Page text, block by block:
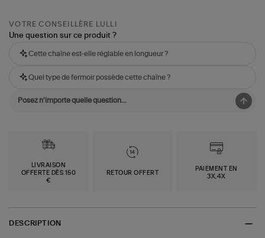
VOTRE CONSEILLÈRE LULLI
Une question sur ce produit ?
Cette chaîne est-elle réglable en longueur ?
Quel type de fermoir possède cette chaîne ?
LIVRAISON
OFFERTE DÈS 150
€
RETOUR OFFERT
PAIEMENT EN
3X,4X
DESCRIPTION